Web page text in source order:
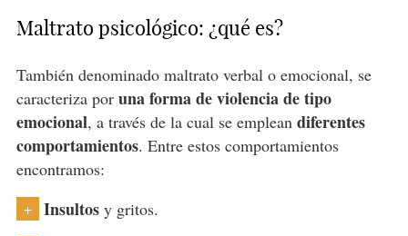
Maltrato psicológico: ¿qué es?
También denominado maltrato verbal o emocional, se
caracteriza por una forma de violencia de tipo
emocional, a través de la cual se emplean diferentes
comportamientos. Entre estos comportamientos
encontramos:
+ Insultosy gritos.